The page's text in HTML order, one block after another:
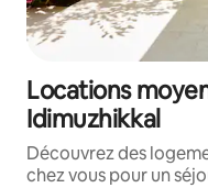
Locations
Idimuzhikkal
Découvrez des
chez vous pour un